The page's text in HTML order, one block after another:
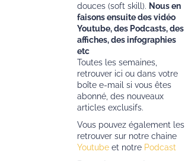
douces (soft skill). Nous en
faisons ensuite des vidéo
Youtube, des Podcasts, des
affiches, des infographies
etc
Toutes les semaines,
retrouver ici ou dans votre
boîte e-mail si vous êtes
abonné, des nouveaux
articles exclusifs.
Vous pouvez également les
retrouver sur notre chaine
Youtube et notre Podcast